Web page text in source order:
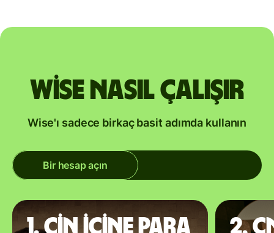
Wise nasıl çalışır
Wise'ı sadece birkaç basit adımda kullanın
Bir hesap açın
1. Çin içine para
2.